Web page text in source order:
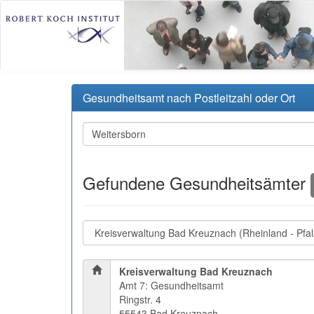
Gesundheitsamt nach Postleitzahl oder Ort
Gefundene Gesundheitsämter
Kreisverwaltung Bad Kreuznach
Amt 7: Gesundheitsamt
Ringstr. 4